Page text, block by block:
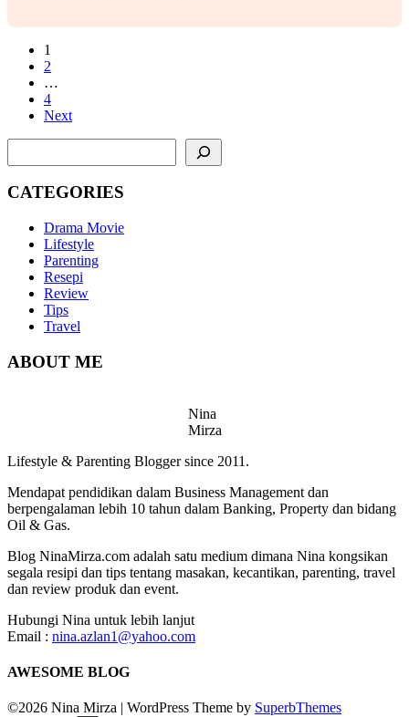
1
2
…
4
Next
CATEGORIES
Drama Movie
Lifestyle
Parenting
Resepi
Review
Tips
Travel
ABOUT ME
Nina
Mirza
Lifestyle & Parenting Blogger since 2011.
Mendapat pendidikan dalam Business Management dan
berpengalaman lebih 10 tahun dalam Banking, Property dan bidang
Oil & Gas.
Blog NinaMirza.com adalah satu medium dimana Nina kongsikan
segala resipi dan tips tentang masakan, kecantikan, parenting, travel
dan review produk dan event.
Hubungi Nina untuk lebih lanjut
Email : nina.azlan1@yahoo.com
AWESOME BLOG
©2026 Nina Mirza | WordPress Theme by SuperbThemes